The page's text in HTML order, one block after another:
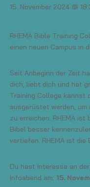
15. November 2024 @
RHEMA Bible Training
einen neuen Campus in
Seit Anbeginn der Zeit
dich, liebt dich und hat
Training College kannst
ausgerüstet werden,
zu erreichen. RHEMA
Bibel besser
vertiefen. RHEMA ist
Du hast Interesse an
Infoabend am: 15.